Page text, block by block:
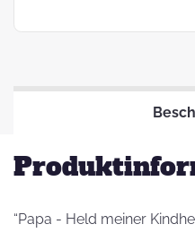
“Papa - Held meiner